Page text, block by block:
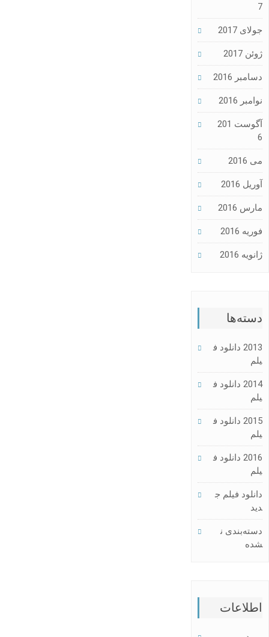
7
جولای 2017
ژوئن 2017
دسامبر 2016
نوامبر 2016
آگوست 201
6
می 2016
آوریل 2016
مارس 2016
فوریه 2016
ژانویه 2016
دسته‌ها
2013 دانلود ف
یلم
2014 دانلود ف
یلم
2015 دانلود ف
یلم
2016 دانلود ف
یلم
دانلود فیلم ج
دید
دسته‌بندی ن
شده
اطلاعات